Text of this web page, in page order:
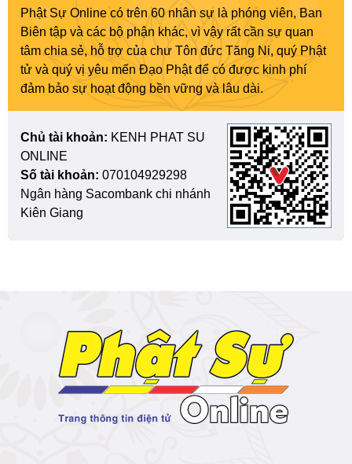
Phật Sự Online có trên 60 nhân sự là phóng viên, Ban
Biên tập và các bộ phận khác, vì vậy rất cần sự quan
tâm chia sẻ, hỗ trợ của chư Tôn đức Tăng Ni, quý Phật
tử và quý vị yêu mến Đạo Phật để có được kinh phí
đảm bảo sự hoạt động bền vững và lâu dài.
Chủ tài khoản: KENH PHAT SU
ONLINE
Số tài khoản: 070104929298
Ngân hàng Sacombank chi nhánh
Kiên Giang